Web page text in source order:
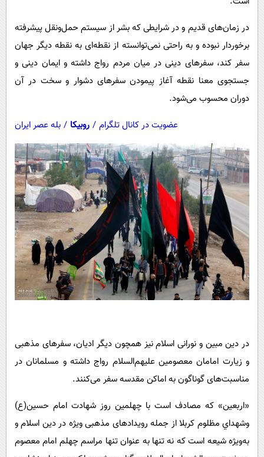
حیات وحش
در زمان‌های قدیم و در شرایطی که بشر از سیستم حمل‌و‌‌نقل پیشرفته
برخوردار نبوده و به راحتی نمی‌توانسته از نقطه‌ای به نقطه دیگر جهان
سفر کند، سفرهای دینی در میان مردم رواج داشته و ایمان دینی و
جستجوی معنا نقطه آغاز پیمودن سفرهای دشوار و سخت در آن
دوران محسوب می‌شود.
عضویت در کانال تلگرام / روبیکا / بله عصر ایران
در دین مبین و نورانی اسلام نیز همچون دیگر ادیان، سفرهای مذهبی
و زیارت امامان معصومین علیهم‌السلام رواج داشته و مسلمانان در
مناسبت‌های گوناگون به اماکن مقدسه سفر می‌کنند.
«اربعین» که مصادف است با چهلمین روز شهادت امام حسین(ع)
وشهداي مظلوم كربلا از جمله رویدادهای مذهبی ویژه در دین اسلام و
به‌ویژه شیعه است که نه تنها به عنوان تنها مراسم چهلم امام معصوم